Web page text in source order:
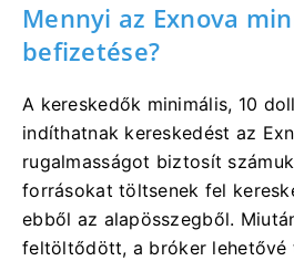
Mennyi az Exnova
befizetése?
A kereskedők minimális, 10
indíthatnak kereskedést az
rugalmasságot biztosít
forrásokat töltsenek fel
ebből az alapösszegből.
feltöltődött, a bróker lehetővé